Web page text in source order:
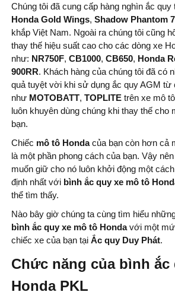
Chúng tôi đã cung cấp hàng nghìn ắc quy
Honda Gold Wings, Shadow Phantom
khắp Việt Nam. Ngoài ra chúng tôi cũng
thay thế hiệu suất cao cho các dòng xe
như: NR750F, CB1000, CB650, Honda
900RR. Khách hàng của chúng tôi đã có
quả tuyệt vời khi sử dụng ắc quy AGM từ
như MOTOBATT, TOPLITE trên xe mô
luôn khuyên dùng chúng khi thay thế cho
bạn.
Chiếc mô tô Hondacủa bạn còn hơn cả
là một phần phong cách của bạn. Vậy
muốn giữ cho nó luôn khởi động một
định nhất với bình ắc quy xe mô tô
thể tìm thấy.
Nào bây giờ chúng ta cùng tìm hiểu
bình ắc quy xe mô tô Hondavới một
chiếc xe của bạn tại Ắc quy Duy Phát.
Chức năng của bình ắc
Honda PKL